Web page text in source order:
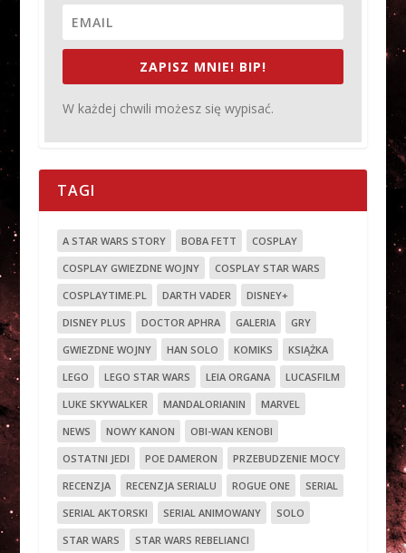
ZAPISZ MNIE! BIP!
W każdej chwili możesz się wypisać.
TAGI
A STAR WARS STORY BOBA FETT
COSPLAY
COSPLAY GWIEZDNE WOJNY
COSPLAY STAR WARS
COSPLAYTIME.PL
DARTH VADER
DISNEY+
DISNEY PLUS
DOCTOR APHRA GALERIA
GRY
GWIEZDNE WOJNY
HAN SOLO KOMIKS
KSIĄŻKA
LEGO
LEGO STAR WARS LEIA ORGANA
LUCASFILM
LUKE SKYWALKER
MANDALORIANIN
MARVEL
NEWS
NOWY KANON
OBI-WAN KENOBI
OSTATNI JEDI
POE DAMERON
PRZEBUDZENIE MOCY
RECENZJA
RECENZJA SERIALU ROGUE ONE
SERIAL
SERIAL AKTORSKI
SERIAL ANIMOWANY
SOLO
STAR WARS
STAR WARS REBELIANCI